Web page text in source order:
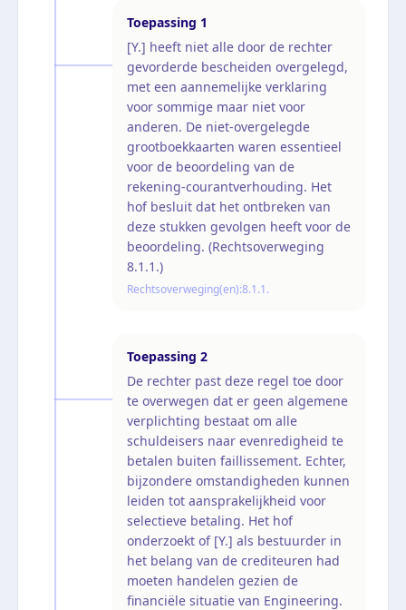
Toepassing 1
[Y.] heeft niet alle door de rechter
gevorderde bescheiden overgelegd,
met een aannemelijke verklaring
voor sommige maar niet voor
anderen. De niet-overgelegde
grootboekkaarten waren essentieel
voor de beoordeling van de
rekening-courantverhouding. Het
hof besluit dat het ontbreken van
deze stukken gevolgen heeft voor de
beoordeling. (Rechtsoverweging
8.1.1.)
Rechtsoverweging(en):8.1.1.
Toepassing 2
De rechter past deze regel toe door
te overwegen dat er geen algemene
verplichting bestaat om alle
schuldeisers naar evenredigheid te
betalen buiten faillissement. Echter,
bijzondere omstandigheden kunnen
leiden tot aansprakelijkheid voor
selectieve betaling. Het hof
onderzoekt of [Y.] als bestuurder in
het belang van de crediteuren had
moeten handelen gezien de
financiële situatie van Engineering.